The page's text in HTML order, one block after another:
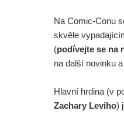
Spider-
jednu z
Na Comic-Conu
skvěle
(podívejte se na
na další novinku
Hlavní hrdina (v
Zachary Leviho)